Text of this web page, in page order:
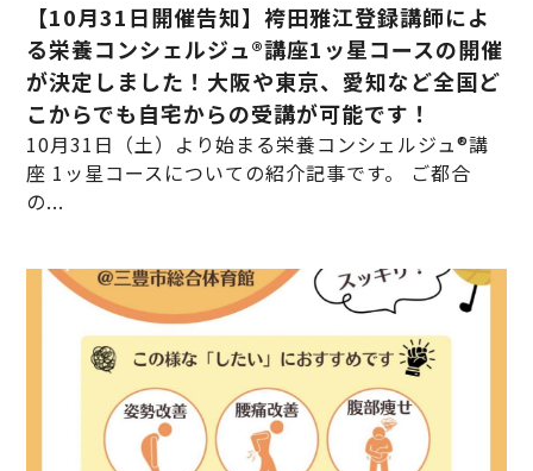
【10月31日開催告知】袴田雅江登録講師によ
る栄養コンシェルジュ®講座1ッ星コースの開催
が決定しました！大阪や東京、愛知など全国ど
こからでも自宅からの受講が可能です！
10月31日（土）より始まる栄養コンシェルジュ®講
座 1ッ星コースについての紹介記事です。 ご都合
の...